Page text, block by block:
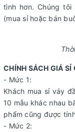
tình hơn. Chúng
(mua sỉ hoặc bán
CHÍNH SÁCH GIÁ
- Mức 1:
Khách mua sỉ váy
10 mẫu khác nhau
phẩm cũng được
- Mức 2: